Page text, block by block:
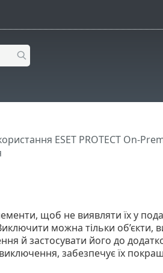
ESET PROTECT On-
щоб не виявляти їх у
можна тільки об’єкти,
й застосувати його до
забезпечує їх